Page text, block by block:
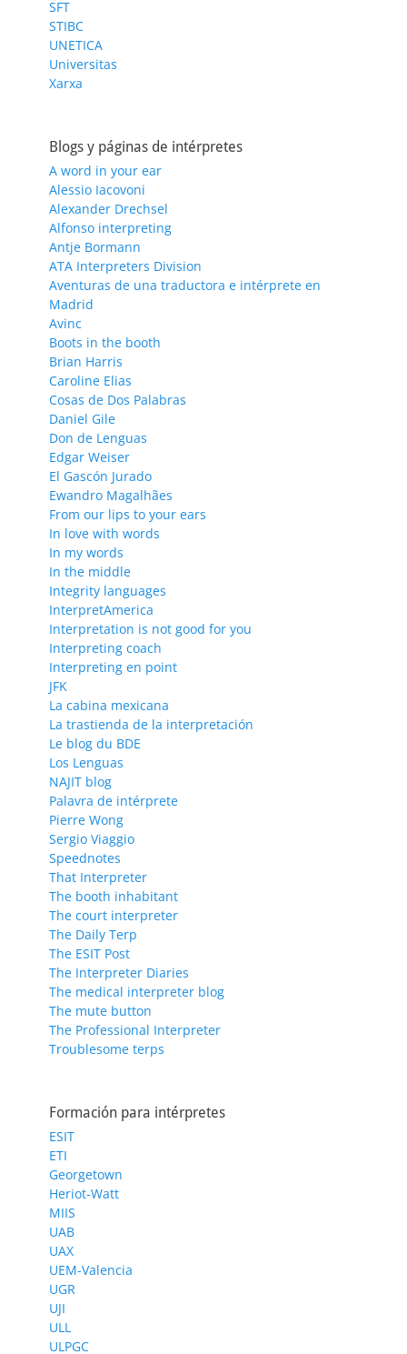
SFT
STIBC
UNETICA
Universitas
Xarxa
Blogs y páginas de intérpretes
A word in your ear
Alessio Iacovoni
Alexander Drechsel
Alfonso interpreting
Antje Bormann
ATA Interpreters Division
Aventuras de una traductora e intérprete en
Madrid
Avinc
Boots in the booth
Brian Harris
Caroline Elias
Cosas de Dos Palabras
Daniel Gile
Don de Lenguas
Edgar Weiser
El Gascón Jurado
Ewandro Magalhães
From our lips to your ears
In love with words
In my words
In the middle
Integrity languages
InterpretAmerica
Interpretation is not good for you
Interpreting coach
Interpreting en point
JFK
La cabina mexicana
La trastienda de la interpretación
Le blog du BDE
Los Lenguas
NAJIT blog
Palavra de intérprete
Pierre Wong
Sergio Viaggio
Speednotes
That Interpreter
The booth inhabitant
The court interpreter
The Daily Terp
The ESIT Post
The Interpreter Diaries
The medical interpreter blog
The mute button
The Professional Interpreter
Troublesome terps
Formación para intérpretes
ESIT
ETI
Georgetown
Heriot-Watt
MIIS
UAB
UAX
UEM-Valencia
UGR
UJI
ULL
ULPGC